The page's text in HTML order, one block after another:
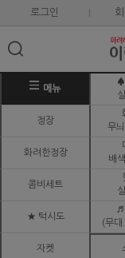
로그인
메뉴
♠
정장
무
화려한정장
배
콤비세트
★ 턱시도
♬
(무대
자켓